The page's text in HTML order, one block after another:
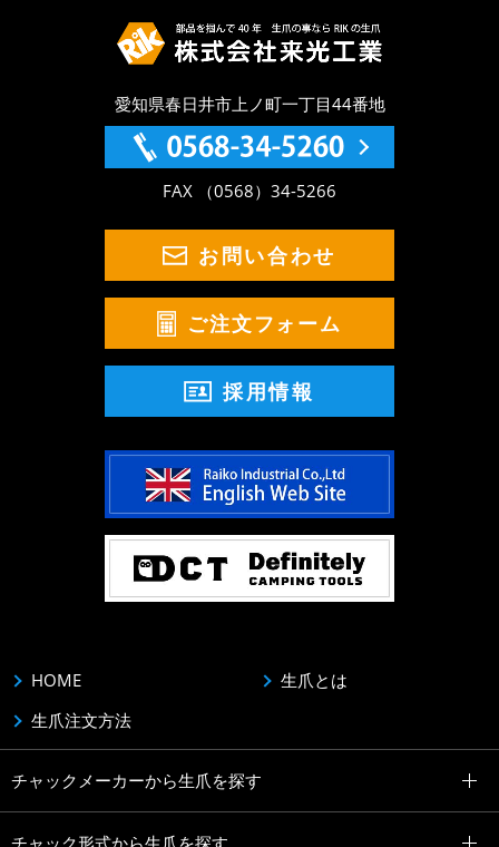
愛知県春日井市上ノ町一丁目44番地
FAX （0568）34-5266
お問い合わせ
ご注文フォーム
採用情報
HOME
生爪とは
生爪注文方法
チャックメーカーから生爪を探す